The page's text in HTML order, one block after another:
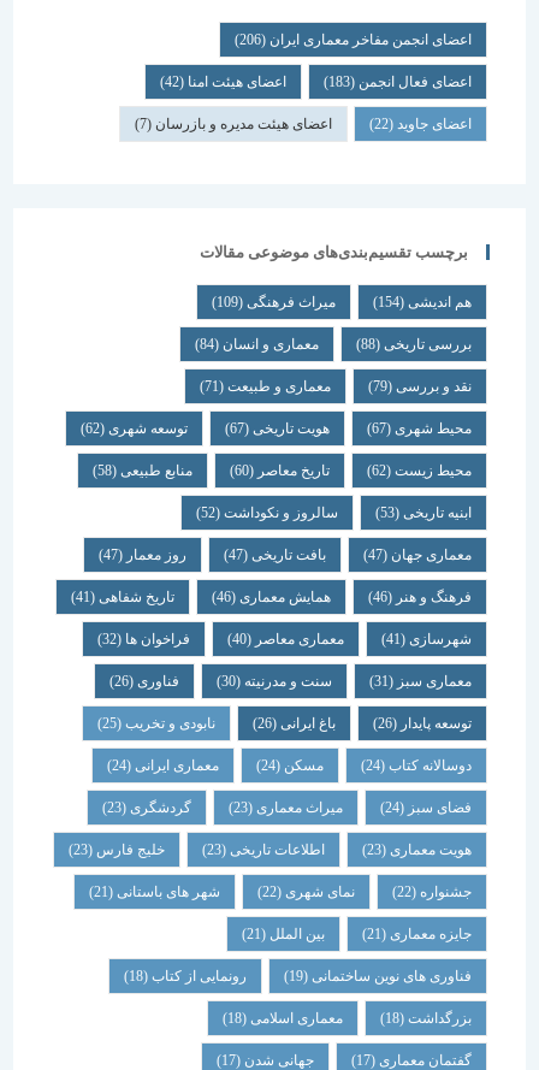
اعضای انجمن مفاخر معماری ایران (206)
اعضای فعال انجمن(183) اعضای هیئت امنا(42)
اعضای جاوید(22) اعضای هیئت مدیره و بازرسان(7)
برچسب تقسیم‌بندی‌های موضوعی مقالات
هم اندیشی (154) میراث فرهنگی (109)
بررسی تاریخی (88) معماری و انسان (84)
نقد و بررسی (79) معماری و طبیعت (71)
محیط شهری(67) هویت تاریخی(67) توسعه شهری(62)
محیط زیست(62) تاریخ معاصر(60) منابع طبیعی(58)
ابنیه تاریخی(53) سالروز و نکوداشت(52)
معماری جهان (47) بافت تاریخی(47) روز معمار(47)
فرهنگ و هنر(46) همایش معماری (46) تاریخ شفاهی (41)
شهرسازی(41) معماری معاصر(40) فراخوان ها (32)
معماری سبز(31) سنت و مدرنیته(30) فناوری (26)
توسعه پایدار(26) باغ ایرانی(26) نابودی و تخریب(25)
دوسالانه کتاب(24) مسکن (24) معماری ایرانی(24)
فضای سبز(24) میراث معماری (23) گردشگری (23)
هویت معماری (23) اطلاعات تاریخی(23) خلیج فارس(23)
جشنواره(22) نمای شهری(22) شهر های باستانی (21)
جایزه معماری (21) بین الملل(21)
فناوری های نوین ساختمانی(19) رونمایی از کتاب (18)
بزرگداشت (18) معماری اسلامی(18)
گفتمان معماری (17) جهانی شدن(17)